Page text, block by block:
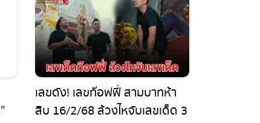
เลขดัง! เลขท๊อฟฟี่ สามบาทห้า
สิบ 16/2/68 ล้วงไหจับเลขเด็ด 3